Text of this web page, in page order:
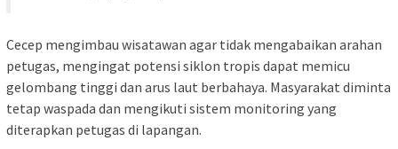
Cecep mengimbau wisatawan agar tidak mengabaikan arahan
petugas, mengingat potensi siklon tropis dapat memicu
gelombang tinggi dan arus laut berbahaya. Masyarakat diminta
tetap waspada dan mengikuti sistem monitoring yang
diterapkan petugas di lapangan.